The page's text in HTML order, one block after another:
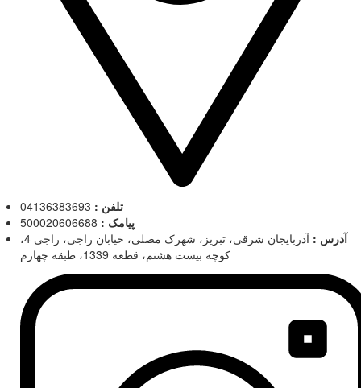
تلفن :
پیامک :
آدرس :
آذربایجان شرقی، تبریز، شهرک مصلی، خیابان راجی، راجی 4،
کوچه بیست هشتم، قطعه 1339، طبقه چهارم